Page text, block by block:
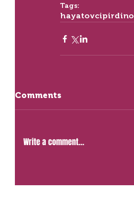
Tags:
hayatovcipirdino
Comments
Write a comment...